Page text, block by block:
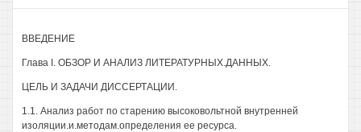
ВВЕДЕНИЕ
Глава I. ОБЗОР И АНАЛИЗ ЛИТЕРАТУРНЫХ.ДАННЫХ.
ЦЕЛЬ И ЗАДАЧИ ДИССЕРТАЦИИ.
1.1. Анализ работ по старению высоковольтной внутренней
изоляции.и.методам.определения ее ресурса.